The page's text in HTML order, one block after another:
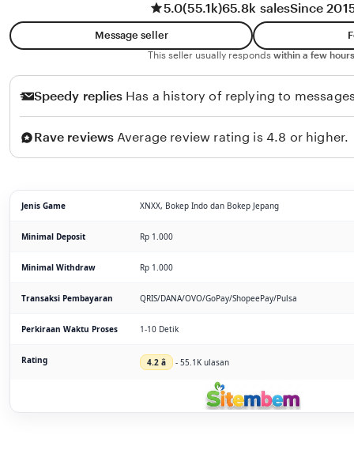
5.0(55.1k)65.8k salesSince
Message seller
This seller usually responds within a few
Speedy replies Has a history of replying to
Rave reviews Average review rating is 4.8 or higher.
Jenis Game XNXX, Bokep Indo dan Bokep Jepang
Minimal Deposit Rp 1.000
Minimal Withdraw Rp 1.000
Transaksi Pembayaran QRIS/DANA/OVO/GoPay/ShopeePay/Pulsa
Perkiraan Waktu Proses 1-10 Detik
Rating 4.2 â­ - 55.1K ulasan